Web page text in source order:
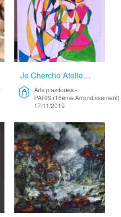
Je Cherche Atelier Logement – Arts Plastiques
Arts plastiques-
PARIS (16ème
17/11/2019